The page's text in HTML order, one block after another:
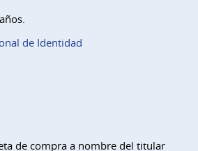
de Identidad
de compra a nombre del titular